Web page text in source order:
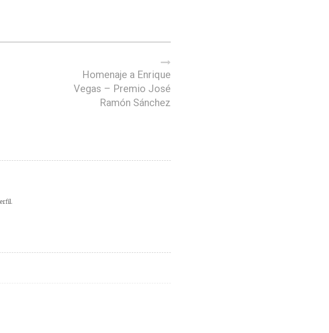
Homenaje a Enrique
Vegas – Premio José
Ramón Sánchez